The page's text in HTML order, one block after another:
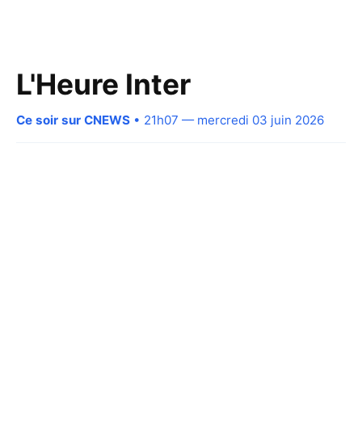
L'Heure Inter
Ce soir sur CNEWS • 21h07 — mercredi 03 juin 2026